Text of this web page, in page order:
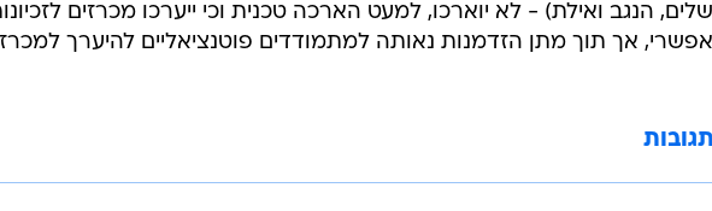
הנגב ואילת) - לא יוארכו, למעט הארכה טכנית וכי ייערכו מכרזים
אך תוך מתן הזדמנות נאותה למתמודדים פוטנציאליים להיערך